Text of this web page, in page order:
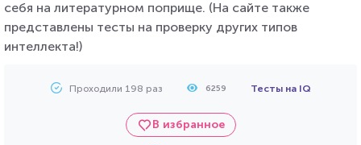
себя на литературном поприще. (На сайте также
представлены тесты на проверку других типов
интеллекта!)
Проходили 198 раз 6259 Тесты на IQ
В избранное